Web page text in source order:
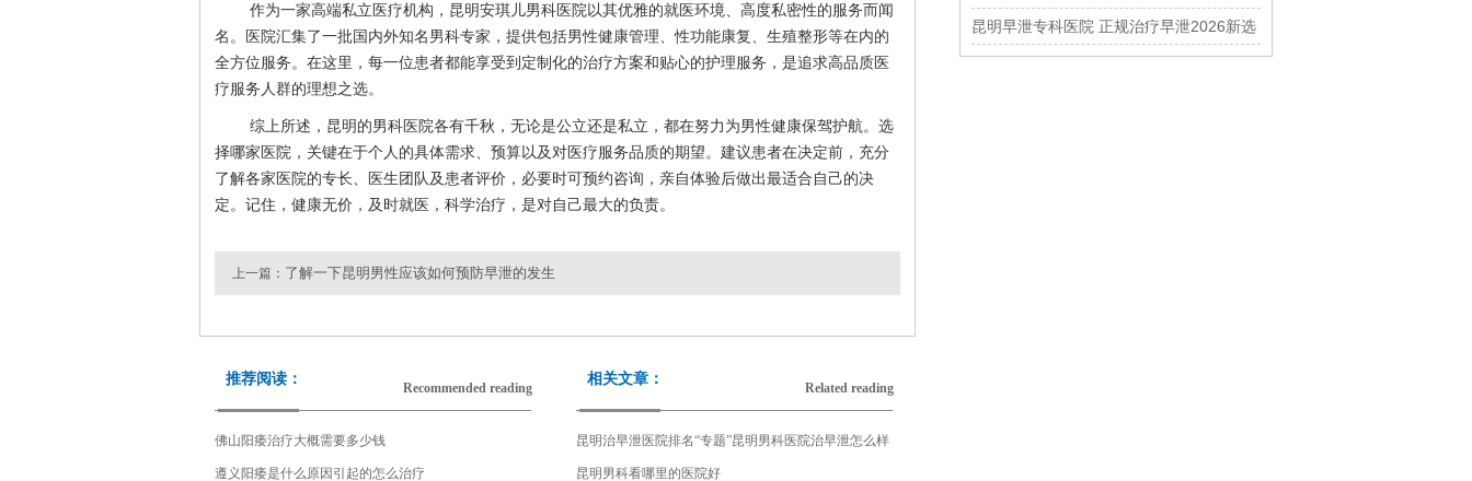
作为一家高端私立医疗机构，昆明安琪儿男科医院以其优雅的就医环境、高度私密性的服务而闻
名。医院汇集了一批国内外知名男科专家，提供包括男性健康管理、性功能康复、生殖整形等在内的
全方位服务。在这里，每一位患者都能享受到定制化的治疗方案和贴心的护理服务，是追求高品质医
疗服务人群的理想之选。
综上所述，昆明的男科医院各有千秋，无论是公立还是私立，都在努力为男性健康保驾护航。选
择哪家医院，关键在于个人的具体需求、预算以及对医疗服务品质的期望。建议患者在决定前，充分
了解各家医院的专长、医生团队及患者评价，必要时可预约咨询，亲自体验后做出最适合自己的决
定。记住，健康无价，及时就医，科学治疗，是对自己最大的负责。
上一篇： 了解一下昆明男性应该如何预防早泄的发生
推荐阅读：
Recommended reading
佛山阳痿治疗大概需要多少钱
遵义阳痿是什么原因引起的怎么治疗
相关文章：
Related reading
昆明治早泄医院排名“专题”昆明男科医院治早泄怎么样
昆明男科看哪里的医院好
男科中心
昆明早泄专科医院 正规治疗早泄2026新选
择